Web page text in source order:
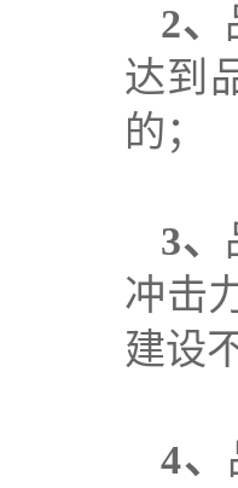
2、
达到
的；
3、
冲击
建设
4、